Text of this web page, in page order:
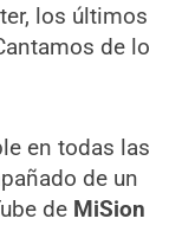
los últimos
de lo
en todas las
de un
de MiSion